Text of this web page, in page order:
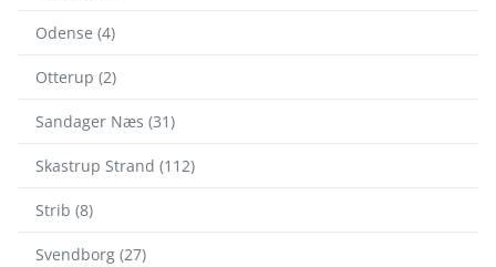
Odense (4)
Otterup (2)
Sandager Næs (31)
Skastrup Strand (112)
Strib (8)
Svendborg (27)